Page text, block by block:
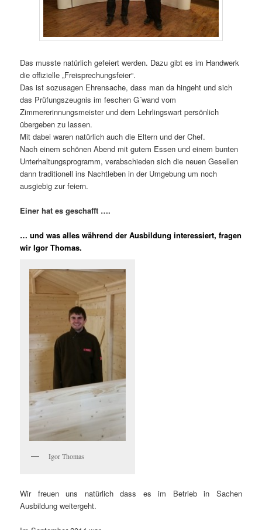
Das musste natürlich gefeiert werden. Dazu gibt es im Handwerk
die offizielle „Freisprechungsfeier“.
Das ist sozusagen Ehrensache, dass man da hingeht und sich
das Prüfungszeugnis im feschen G´wand vom
Zimmererinnungsmeister und dem Lehrlingswart persönlich
übergeben zu lassen.
Mit dabei waren natürlich auch die Eltern und der Chef.
Nach einem schönen Abend mit gutem Essen und einem bunten
Unterhaltungsprogramm, verabschieden sich die neuen Gesellen
dann traditionell ins Nachtleben in der Umgebung um noch
ausgiebig zur feiern.
Einer hat es geschafft ….
… und was alles während der Ausbildung interessiert, fragen
wir Igor Thomas.
Igor Thomas
Wir freuen uns natürlich dass es im Betrieb in Sachen
Ausbildung weitergeht.